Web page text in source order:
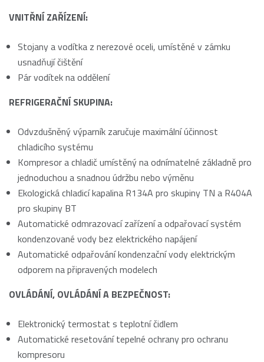
VNITŘNÍ ZAŘÍZENÍ:
Stojany a vodítka z nerezové oceli, umístěné v zámku
usnadňují čištění
Pár vodítek na oddělení
REFRIGERAČNÍ SKUPINA:
Odvzdušněný výparník zaručuje maximální účinnost
chladicího systému
Kompresor a chladič umístěný na odnímatelné základně pro
jednoduchou a snadnou údržbu nebo výměnu
Ekologická chladicí kapalina R134A pro skupiny TN a R404A
pro skupiny BT
Automatické odmrazovací zařízení a odpařovací systém
kondenzované vody bez elektrického napájení
Automatické odpařování kondenzační vody elektrickým
odporem na připravených modelech
OVLÁDÁNÍ, OVLÁDÁNÍ A BEZPEČNOST:
Elektronický termostat s teplotní čidlem
Automatické resetování tepelné ochrany pro ochranu
kompresoru